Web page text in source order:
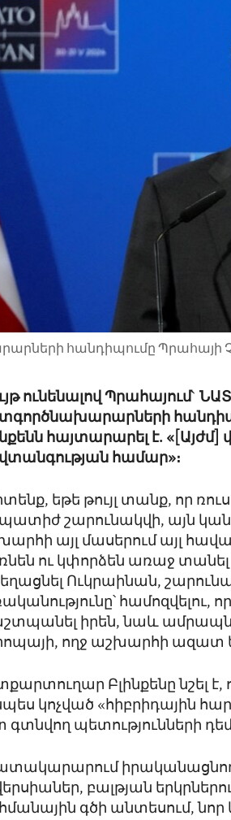
հանդիպումը Պրահայի
ունենալով Պրահայում`
հայտարարել է.
համար»։
եթե թույլ տանք, որ
շարունակվի, այն
այլ մասերում այլ
ու կփորձեն առաջ
Ուկրաինան,
համոզվելու,
իրեն, նաև
ողջ աշխարհի ազատ
Բլինքենը նշել
կոչված «հիբրիդային
գտնվող պետությունների
իրականացնող
բալթյան
գծի անտեսում, նոր